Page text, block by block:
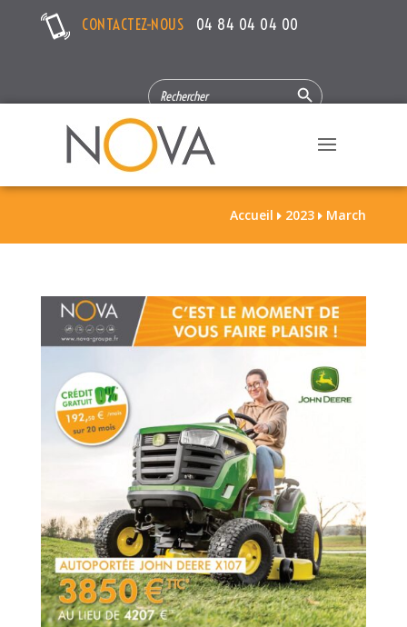
CONTACTEZ-NOUS 04 84 04 04 00
SEARCH
FOR:
Search Button
Accueil  2023  March